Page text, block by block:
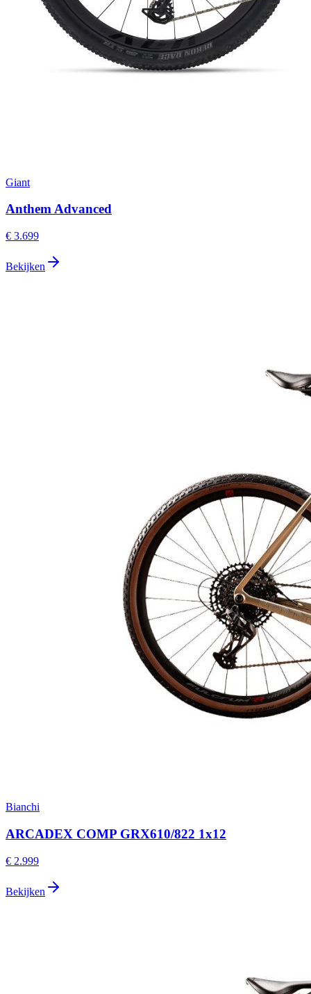
Giant
Anthem Advanced
€ 3.699
Bekijken
Bianchi
ARCADEX COMP GRX610/822 1x12
€ 2.999
Bekijken